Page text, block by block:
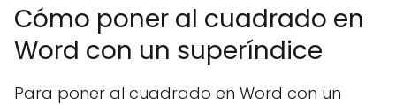
Cómo poner al cuadrado en
Word con un superíndice
Para poner al cuadrado en Word con un